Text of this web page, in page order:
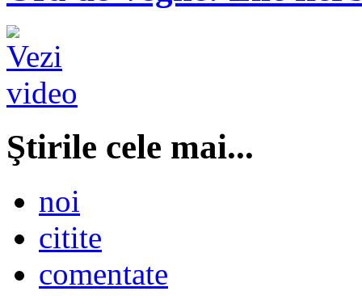
Ştirile cele mai...
noi
citite
comentate